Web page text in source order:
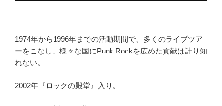
1974年から1996年までの活動期間で、多くのライブツア
ーをこなし、様々な国にPunk Rockを広めた貢献は計り知
れない。
2002年『ロックの殿堂』入り 。